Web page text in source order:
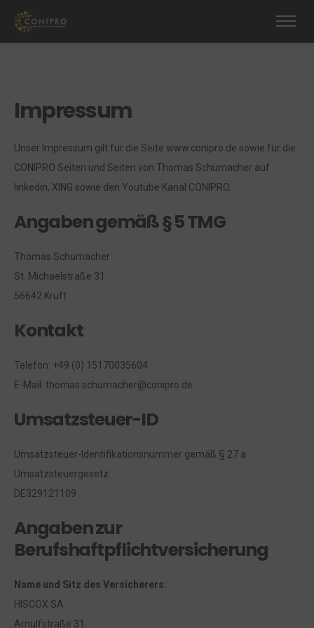
Impressum
Unser Impressum gilt für die Seite www.conipro.de sowie für die
CONIPRO Seiten und Seiten von Thomas Schumacher auf
linkedin, XING sowie den Youtube Kanal CONIPRO.
Angaben gemäß § 5 TMG
Thomas Schumacher
St. Michaelstraße 31
56642 Kruft
Kontakt
Telefon: +49 (0) 15170035604
E-Mail: thomas.schumacher@conipro.de
Umsatzsteuer-ID
Umsatzsteuer-Identifikationsnummer gemäß § 27 a
Umsatzsteuergesetz:
DE329121109
Angaben zur
Berufshaftpflichtversicherung
Name und Sitz des Versicherers:
HISCOX SA
Arnulfstraße 31